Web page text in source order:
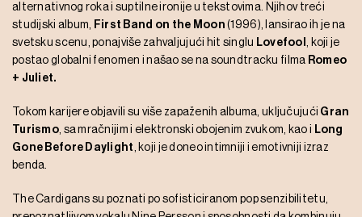
alternativnog roka i suptilne ironije u tekstovima. Njihov treći
studijski album, First Band on the Moon (1996), lansirao ih je na
svetsku scenu, ponajviše zahvaljujući hit singlu Lovefool , koji je
postao globalni fenomen i našao se na soundtracku filma Romeo
+ Juliet.
Tokom karijere objavili su više zapaženih albuma, uključujući Gran
Turismo, sa mračnijim i elektronski obojenim zvukom, kao i Long
Gone Before Daylight, koji je doneo intimniji i emotivniji izraz
benda.
The Cardigans su poznati po sofisticiranom pop senzibilitetu,